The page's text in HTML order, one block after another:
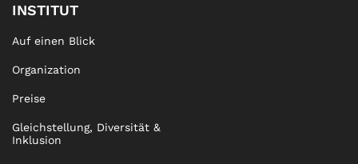
INSTITUT
Auf einen Blick
Organization
Preise
Gleichstellung, Diversität &
Inklusion